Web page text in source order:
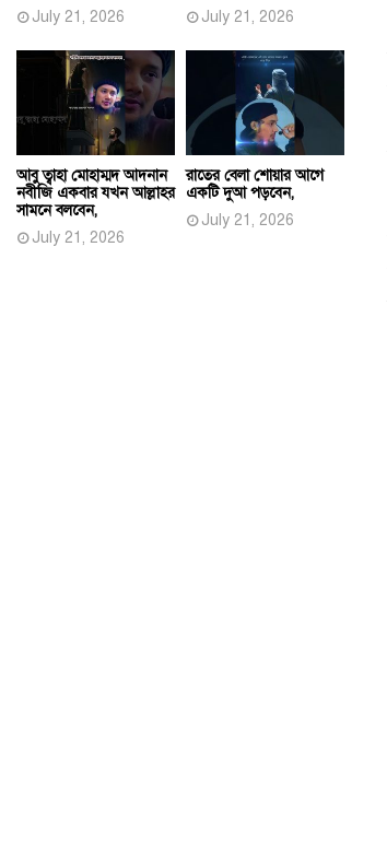
July 21, 2026 July 21, 2026
আবু ত্বাহা মোহাম্মদ আদনান
নবীজি একবার যখন আল্লাহর
সামনে বলবেন,
July 21, 2026
রাতের বেলা শোয়ার আগে
একটি দুআ পড়বেন,
July 21, 2026